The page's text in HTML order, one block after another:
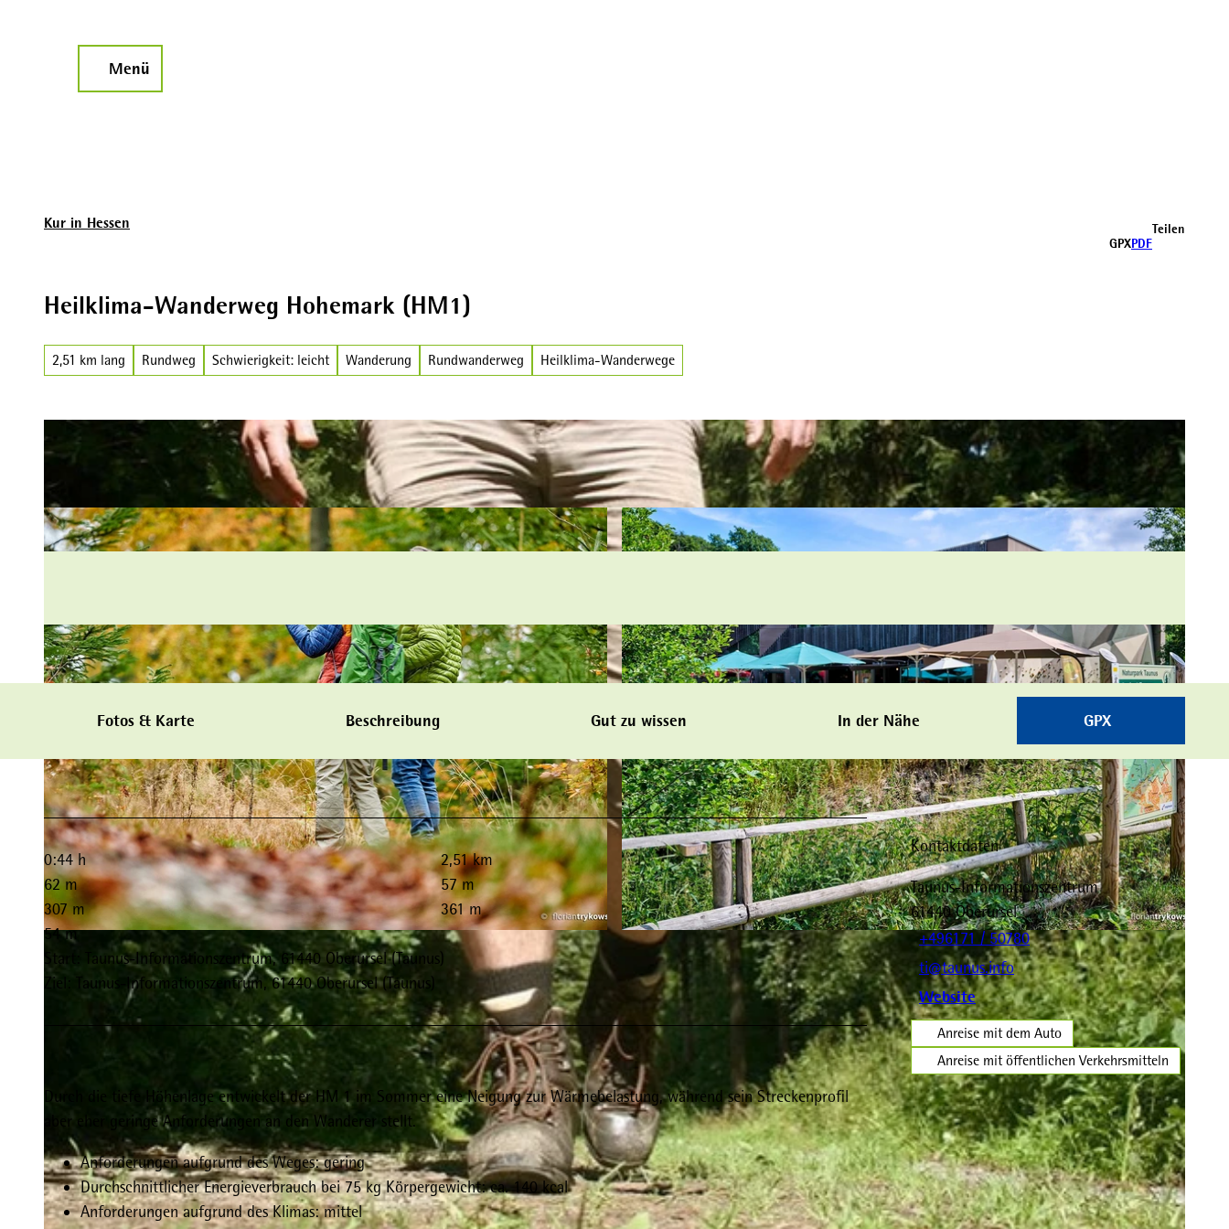
Menü
Kur in Hessen
GPXPDF
Teilen
Heilklima-Wanderweg Hohemark (HM1)
2,51 km lang Rundweg Schwierigkeit: leicht Wanderung Rundwanderweg Heilklima-Wanderwege
© Florian Trykowski | © Florian Trykowski | CC-BY-SA
Fotos & Karte Beschreibung Gut zu wissen In der Nähe GPX
0:44 h
2,51 km
62 m
57 m
307 m
361 m
54 m
Start: Taunus-Informationszentrum, 61440 Oberursel (Taunus)
Ziel: Taunus-Informationszentrum, 61440 Oberursel (Taunus)
Durch die tiefe Höhenlage entwickelt der HM 1 im Sommer eine Neigung zur Wärmebelastung, während sein Streckenprofil
aber eher geringe Anforderungen an den Wanderer stellt.
Anforderungen aufgrund des Weges: gering
Durchschnittlicher Energieverbrauch bei 75 kg Körpergewicht: ca. 140 kcal
Anforderungen aufgrund des Klimas: mittel
Kontaktdaten
Taunus-Informationszentrum
61440Oberursel
+496171 / 50780
ti@taunus.info
Website
Anreise mit dem Auto
Anreise mit öffentlichen Verkehrsmitteln